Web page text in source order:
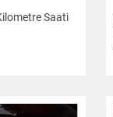
Saati